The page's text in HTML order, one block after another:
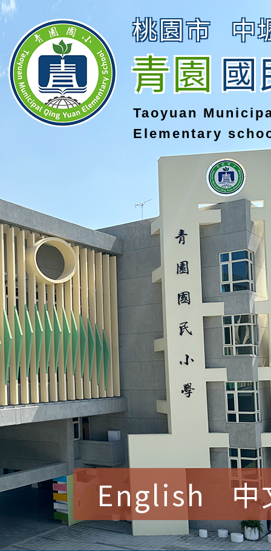
桃園市 中
青園國
Taoyuan
Elementary
English 中
賀！本校參加桃園市中
賽 洪綺君教師榮獲社
賀！本校阿巴斯O蜜、